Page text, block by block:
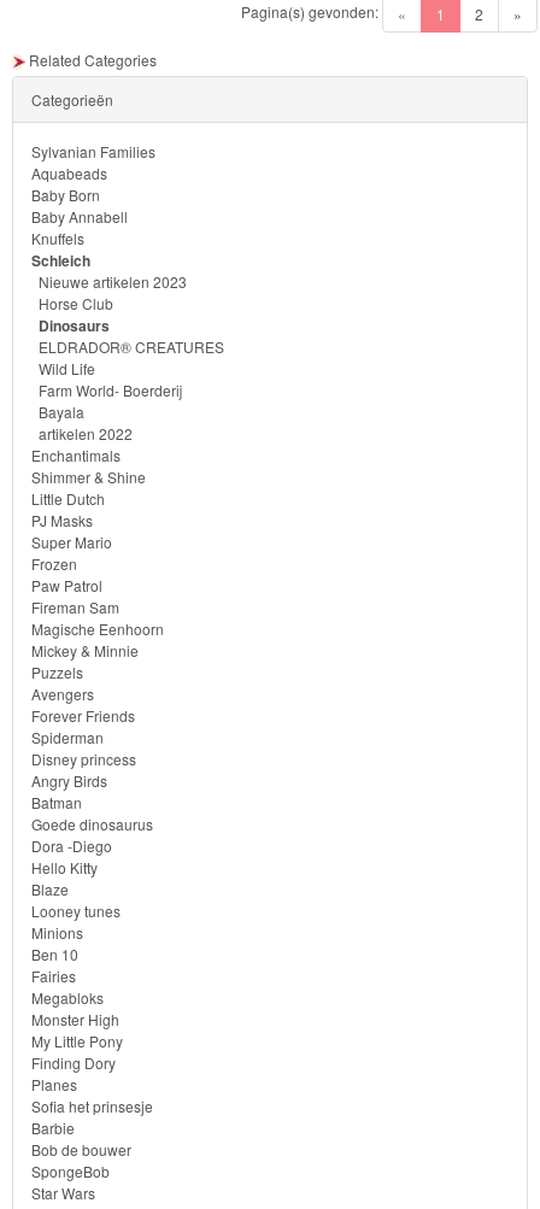
« 1 (current)
2 »
Pagina(s) gevonden:
Related Categories
Categorieën
Sylvanian Families
Aquabeads
Baby Born
Baby Annabell
Knuffels
Schleich
Nieuwe artikelen 2023
Horse Club
Dinosaurs
ELDRADOR® CREATURES
Wild Life
Farm World- Boerderij
Bayala
artikelen 2022
Enchantimals
Shimmer & Shine
Little Dutch
PJ Masks
Super Mario
Frozen
Paw Patrol
Fireman Sam
Magische Eenhoorn
Mickey & Minnie
Puzzels
Avengers
Forever Friends
Spiderman
Disney princess
Angry Birds
Batman
Goede dinosaurus
Dora -Diego
Hello Kitty
Blaze
Looney tunes
Minions
Ben 10
Fairies
Megabloks
Monster High
My Little Pony
Finding Dory
Planes
Sofia het prinsesje
Barbie
Bob de bouwer
SpongeBob
Star Wars